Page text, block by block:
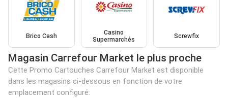
Brico Cash
Casino
Supermarchés
Screwfix
Magasin Carrefour Market le plus proche
Cette Promo Cartouches Carrefour Market est disponible
dans les magasins ci-dessous en fonction de votre
emplacement configuré: